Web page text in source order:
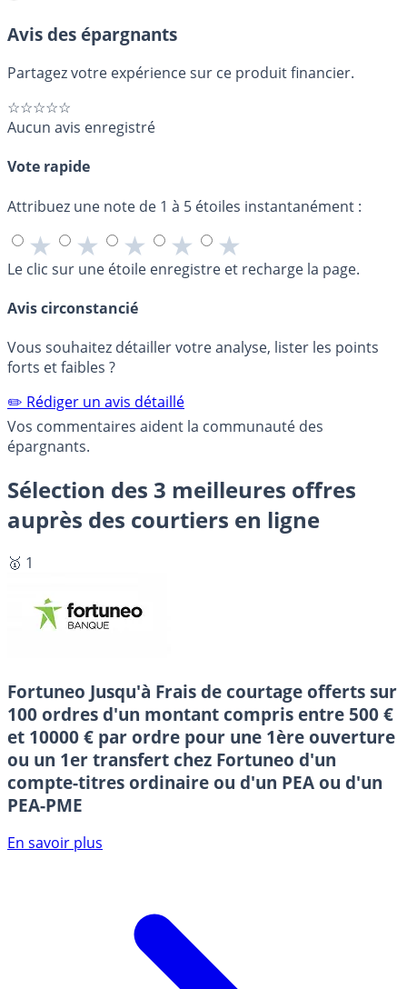
Avis des épargnants
Partagez votre expérience sur ce produit financier.
☆☆☆☆☆
Aucun avis enregistré
Vote rapide
Attribuez une note de 1 à 5 étoiles instantanément :
★ ★ ★ ★ ★
Le clic sur une étoile enregistre et recharge la page.
Avis circonstancié
Vous souhaitez détailler votre analyse, lister les points
forts et faibles ?
✏️ Rédiger un avis détaillé
Vos commentaires aident la communauté des
épargnants.
Sélection des 3 meilleures offres
auprès des courtiers en ligne
🥇 1
Fortuneo Jusqu'à Frais de courtage offerts sur
100 ordres d'un montant compris entre 500 €
et 10000 € par ordre pour une 1ère ouverture
ou un 1er transfert chez Fortuneo d'un
compte-titres ordinaire ou d'un PEA ou d'un
PEA-PME
En savoir plus